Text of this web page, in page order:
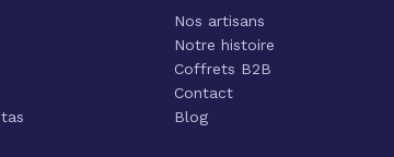
Nos artisans
Notre histoire
Coffrets B2B
Contact
Blog